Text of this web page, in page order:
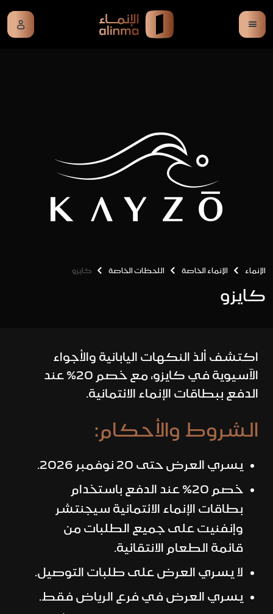
الإنماء الإنماء الخاصة اللحظات الخاصة كايزو
كايزو
اكتشف ألذ النكهات اليابانية والأجواء
الآسيوية في كايزو، مع خصم 20% عند
الدفع ببطاقات الإنماء الائتمانية.
الشروط والأحكام:
يسري العرض حتى 20 نوفمبر 2026.
خصم 20% عند الدفع باستخدام
بطاقات الإنماء الائتمانية سيجنتشر
وإنفنيت على جميع الطلبات من
قائمة الطعام الانتقائية.
لا يسري العرض على طلبات التوصيل.
يسري العرض في فرع الرياض فقط.